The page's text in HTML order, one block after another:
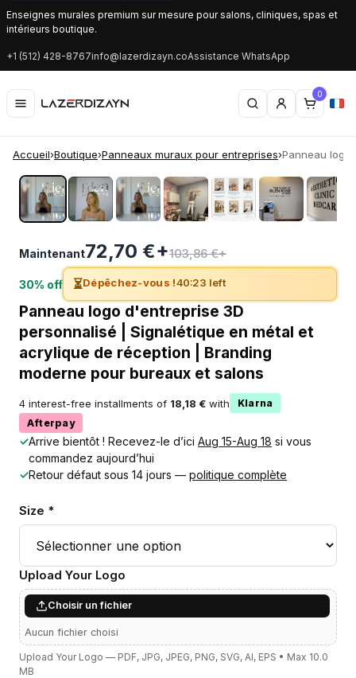
Enseignes murales premium sur mesure pour salons, cliniques, spas et
intérieurs boutique.
+1 (512) 428-8767info@lazerdizayn.coAssistance WhatsApp
0
Accueil›Boutique›Panneaux muraux pour entreprises›Panneau logo
‹ ›
Maintenant72,70 €+103,86 €+
30% off ⏳Dépêchez-vous !40:22 left
Panneau logo d'entreprise 3D
personnalisé | Signalétique en métal et
acrylique de réception | Branding
moderne pour bureaux et salons
4 interest-free installments of 18,18 € with
Klarna
Afterpay
✓Arrive bientôt ! Recevez-le d’ici Aug 15-Aug 18 si vous
commandez aujourd’hui
✓Retour défaut sous 14 jours — politique complète
Size *
Upload Your Logo
Choisir un fichier
Aucun fichier choisi
Upload Your Logo — PDF, JPG, JPEG, PNG, SVG, AI, EPS • Max 10.0
MB